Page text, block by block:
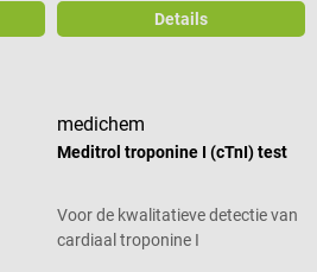
Details
medichem
Meditrol troponine I (cTnI) test
Voor de kwalitatieve detectie van
cardiaal troponine I